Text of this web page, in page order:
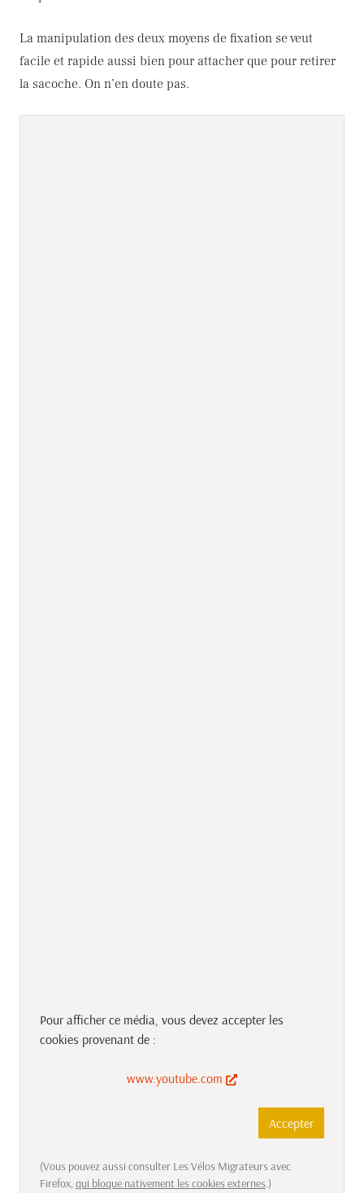
La manipulation des deux moyens de fixation se veut
facile et rapide aussi bien pour attacher que pour retirer
la sacoche. On n’en doute pas.
Pour afficher ce média, vous devez accepter les
cookies provenant de :
www.youtube.com
Accepter
(Vous pouvez aussi consulter Les Vélos Migrateurs avec
Firefox, qui bloque nativement les cookies externes.)